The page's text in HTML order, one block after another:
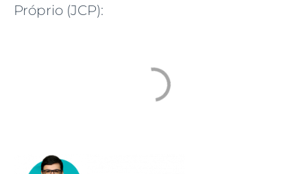
Próprio (JCP):